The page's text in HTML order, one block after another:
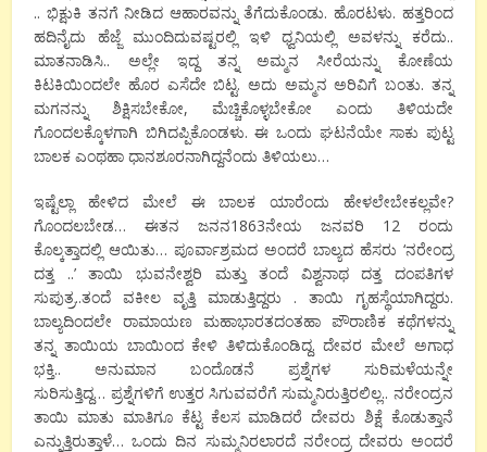
.. ಭಿಕ್ಷುಕಿ ತನಗೆ ನೀಡಿದ ಆಹಾರವನ್ನು ತೆಗೆದುಕೊಂಡು. ಹೊರಟಳು. ಹತ್ತರಿಂದ
ಹದಿನೈದು ಹೆಜ್ಜೆ ಮುಂದಿದುವಷ್ಟರಲ್ಲಿ ಇಳಿ ಧ್ವನಿಯಲ್ಲಿ ಅವಳನ್ನು ಕರೆದು..
ಮಾತನಾಡಿಸಿ.. ಅಲ್ಲೇ ಇದ್ದ ತನ್ನ ಅಮ್ಮನ ಸೀರೆಯನ್ನು ಕೋಣೆಯ
ಕಿಟಕಿಯಿಂದಲೇ ಹೊರ ಎಸೆದೇ ಬಿಟ್ಟ. ಅದು ಅಮ್ಮನ ಅರಿವಿಗೆ ಬಂತು. ತನ್ನ
ಮಗನನ್ನು ಶಿಕ್ಷಿಸಬೇಕೋ, ಮೆಚ್ಚಿಕೊಳ್ಳಬೇಕೋ ಎಂದು ತಿಳಿಯದೇ
ಗೊಂದಲಕ್ಕೊಳಗಾಗಿ ಬಿಗಿದಪ್ಪಿಕೊಂಡಳು. ಈ ಒಂದು ಘಟನೆಯೇ ಸಾಕು ಪುಟ್ಟ
ಬಾಲಕ ಎಂಥಹಾ ಧಾನಶೂರನಾಗಿದ್ದನೆಂದು ತಿಳಿಯಲು…
ಇಷ್ಟೆಲ್ಲಾ ಹೇಳಿದ ಮೇಲೆ ಈ ಬಾಲಕ ಯಾರೆಂದು ಹೇಳಲೇಬೇಕಲ್ಲವೇ?
ಗೊಂದಲಬೇಡ… ಈತನ ಜನನ1863ನೇಯ ಜನವರಿ 12 ರಂದು
ಕೊಲ್ಕತ್ತಾದಲ್ಲಿ ಆಯಿತು… ಪೂರ್ವಾಶ್ರಮದ ಅಂದರೆ ಬಾಲ್ಯದ ಹೆಸರು ‘ನರೇಂದ್ರ
ದತ್ತ ..’ ತಾಯಿ ಭುವನೇಶ್ವರಿ ಮತ್ತು ತಂದೆ ವಿಶ್ವನಾಥ ದತ್ತ ದಂಪತಿಗಳ
ಸುಪುತ್ರ..ತಂದೆ ವಕೀಲ ವೃತ್ತಿ ಮಾಡುತ್ತಿದ್ದರು . ತಾಯಿ ಗೃಹಸ್ಥೆಯಾಗಿದ್ದರು.
ಬಾಲ್ಯದಿಂದಲೇ ರಾಮಾಯಣ ಮಹಾಭಾರತದಂತಹಾ ಪೌರಾಣಿಕ ಕಥೆಗಳನ್ನು
ತನ್ನ ತಾಯಿಯ ಬಾಯಿಂದ ಕೇಳಿ ತಿಳಿದುಕೊಂಡಿದ್ದ. ದೇವರ ಮೇಲೆ ಅಗಾಧ
ಭಕ್ತಿ.. ಅನುಮಾನ ಬಂದೊಡನೆ ಪ್ರಶ್ನೆಗಳ ಸುರಿಮಳೆಯನ್ನೇ
ಸುರಿಸುತ್ತಿದ್ದ… ಪ್ರಶ್ನೆಗಳಿಗೆ ಉತ್ತರ ಸಿಗುವವರೆಗೆ ಸುಮ್ಮನಿರುತ್ತಿರಲಿಲ್ಲ.. ನರೇಂದ್ರನ
ತಾಯಿ ಮಾತು ಮಾತಿಗೂ ಕೆಟ್ಟ ಕೆಲಸ ಮಾಡಿದರೆ ದೇವರು ಶಿಕ್ಷೆ ಕೊಡುತ್ತಾನೆ
ಎನ್ನುತ್ತಿರುತ್ತಾಳೆ… ಒಂದು ದಿನ ಸುಮ್ಮನಿರಲಾರದೆ ನರೇಂದ್ರ ದೇವರು ಅಂದರೆ